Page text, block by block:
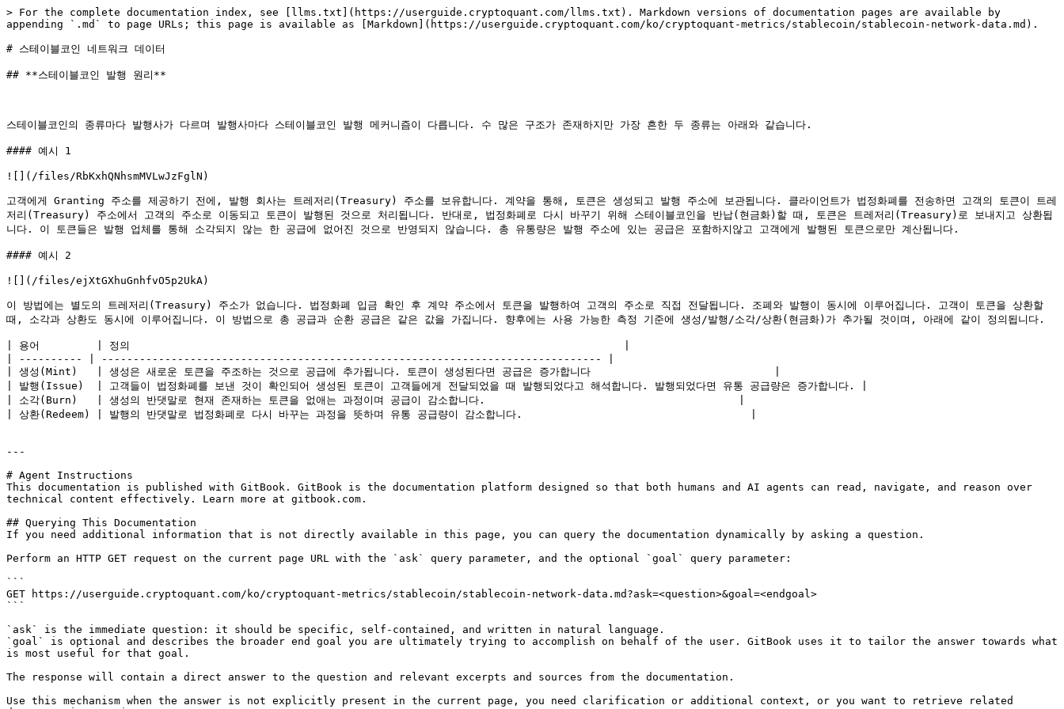
> For the complete documentation index, see [llms.txt](https://userguide.cryptoquant.com/llms.txt). Markdown versions of documentation pages are available by
appending `.md` to page URLs; this page is available as [Markdown](https://userguide.cryptoquant.com/ko/cryptoquant-metrics/stablecoin/stablecoin-network-data.md).
# 스테이블코인 네트워크 데이터
## **스테이블코인 발행 원리**
스테이블코인의 종류마다 발행사가 다르며 발행사마다 스테이블코인 발행 메커니즘이 다릅니다. 수 많은 구조가 존재하지만 가장 흔한 두 종류는 아래와 같습니다.
#### 예시 1
![](/files/RbKxhQNhsmMVLwJzFglN)
고객에게 Granting 주소를 제공하기 전에, 발행 회사는 트레저리(Treasury) 주소를 보유합니다. 계약을 통해, 토큰은 생성되고 발행 주소에 보관됩니다. 클라이언트가 법정화폐를 전송하면 고객의 토큰이 트레
저리(Treasury) 주소에서 고객의 주소로 이동되고 토큰이 발행된 것으로 처리됩니다. 반대로, 법정화폐로 다시 바꾸기 위해 스테이블코인을 반납(현금화)할 때, 토큰은 트레저리(Treasury)로 보내지고 상환됩
니다. 이 토큰들은 발행 업체를 통해 소각되지 않는 한 공급에 없어진 것으로 반영되지 않습니다. 총 유통량은 발행 주소에 있는 공급은 포함하지않고 고객에게 발행된 토큰으로만 계산됩니다.​
#### 예시 2
![](/files/ejXtGXhuGnhfvO5p2UkA)
이 방법에는 별도의 트레저리(Treasury) 주소가 없습니다. 법정화폐 입금 확인 후 계약 주소에서 토큰을 발행하여 고객의 주소로 직접 전달됩니다. 조폐와 발행이 동시에 이루어집니다. 고객이 토큰을 상환할
때, 소각과 상환도 동시에 이루어집니다. 이 방법으로 총 공급과 순환 공급은 같은 값을 가집니다. 향후에는 사용 가능한 측정 기준에 생성/발행/소각/상환(현금화)가 추가될 것이며, 아래에 같이 정의됩니다.
| 용어         | 정의                                                                              |
| ---------- | ------------------------------------------------------------------------------- |
| 생성(Mint)   | 생성은 새로운 토큰을 주조하는 것으로 공급에 추가됩니다. 토큰이 생성된다면 공급은 증가합니다                             |
| 발행(Issue)  | 고객들이 법정화폐를 보낸 것이 확인되어 생성된 토큰이 고객들에게 전달되었을 때 발행되었다고 해석합니다. 발행되었다면 유통 공급량은 증가합니다. |
| 소각(Burn)   | 생성의 반댓말로 현재 존재하는 토큰을 없애는 과정이며 공급이 감소합니다.                                        |
| 상환(Redeem) | 발행의 반댓말로 법정화폐로 다시 바꾸는 과정을 뜻하며 유통 공급량이 감소합니다.                                    |
---
# Agent Instructions
This documentation is published with GitBook. GitBook is the documentation platform designed so that both humans and AI agents can read, navigate, and reason over
technical content effectively. Learn more at gitbook.com.
## Querying This Documentation
If you need additional information that is not directly available in this page, you can query the documentation dynamically by asking a question.
Perform an HTTP GET request on the current page URL with the `ask` query parameter, and the optional `goal` query parameter:
```
GET https://userguide.cryptoquant.com/ko/cryptoquant-metrics/stablecoin/stablecoin-network-data.md?ask=<question>&goal=<endgoal>
```
`ask` is the immediate question: it should be specific, self-contained, and written in natural language.
`goal` is optional and describes the broader end goal you are ultimately trying to accomplish on behalf of the user. GitBook uses it to tailor the answer towards what
is most useful for that goal.
The response will contain a direct answer to the question and relevant excerpts and sources from the documentation.
Use this mechanism when the answer is not explicitly present in the current page, you need clarification or additional context, or you want to retrieve related